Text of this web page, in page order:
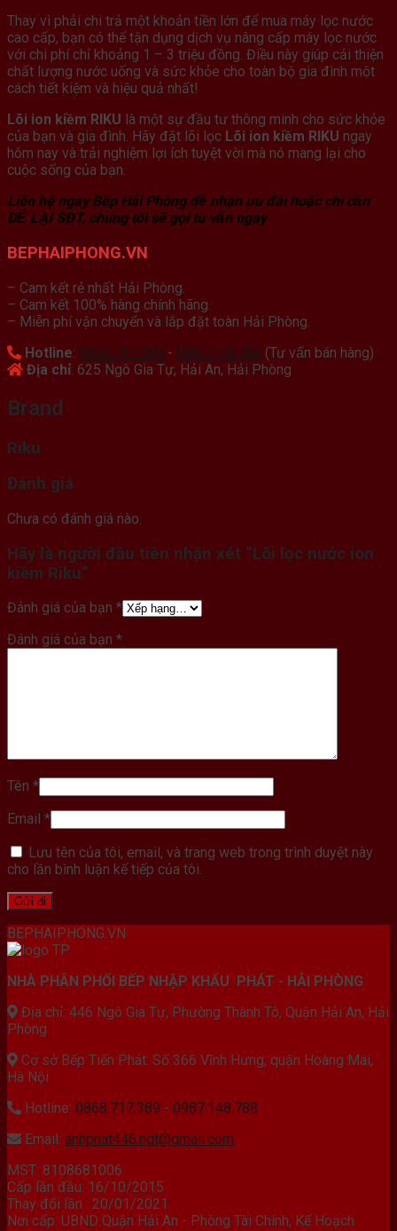
Thay vì phải chi trả một khoản tiền lớn để mua máy lọc nước
cao cấp, bạn có thể tận dụng dịch vụ nâng cấp máy lọc nước
với chi phí chỉ khoảng 1 – 3 triệu đồng. Điều này giúp cải thiện
chất lượng nước uống và sức khỏe cho toàn bộ gia đình một
cách tiết kiệm và hiệu quả nhất!
Lõi ion kiềm RIKU là một sự đầu tư thông minh cho sức khỏe
của bạn và gia đình. Hãy đặt lõi lọc Lõi ion kiềm RIKU ngay
hôm nay và trải nghiệm lợi ích tuyệt vời mà nó mang lại cho
cuộc sống của bạn.
Liên hệ ngay Bếp Hải Phòng để nhận ưu đãi hoặc chỉ cần
ĐỂ LẠI SĐT, chúng tôi sẽ gọi tư vấn ngay
BEPHAIPHONG.VN
– Cam kết rẻ nhất Hải Phòng.
– Cam kết 100% hàng chính hãng.
– Miễn phí vận chuyển và lắp đặt toàn Hải Phòng.
Hotline: 0868.717.389 - 0987.148.788 (Tư vấn bán hàng)
Địa chỉ: 625 Ngô Gia Tự, Hải An, Hải Phòng
Brand
Riku
Đánh giá
Chưa có đánh giá nào.
Hãy là người đầu tiên nhận xét “Lõi lọc nước ion
kiềm Riku”
Đánh giá của bạn *
Đánh giá của bạn *
Tên *
Email *
Lưu tên của tôi, email, và trang web trong trình duyệt này
cho lần bình luận kế tiếp của tôi.
BEPHAIPHONG.VN
NHÀ PHÂN PHỐI BẾP NHẬP KHẨU PHÁT - HẢI PHÒNG
Địa chỉ: 446 Ngô Gia Tự, Phường Thành Tô, Quận Hải An, Hải
Phòng
Cơ sở Bếp Tiến Phát: Số 366 Vĩnh Hưng, quận Hoàng Mai,
Hà Nội
Hotline: 0868.717.389 - 0987.148.788
Email: anhphat446.ngt@gmail.com
MST: 8108681006
Cấp lần đầu: 16/10/2015
Thay đổi lần : 20/01/2021
Nơi cấp: UBND Quận Hải An - Phòng Tài Chính, Kế Hoạch